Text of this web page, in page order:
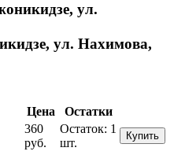
ул.
ул. Нахимова,
Цена
Остатки
360
руб.
Остаток: 1
шт.
Купить